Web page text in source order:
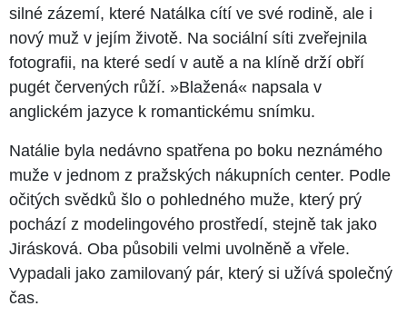
silné zázemí, které Natálka cítí ve své rodině, ale i
nový muž v jejím životě. Na sociální síti zveřejnila
fotografii, na které sedí v autě a na klíně drží obří
pugét červených růží. »Blažená« napsala v
anglickém jazyce k romantickému snímku.
Natálie byla nedávno spatřena po boku neznámého
muže v jednom z pražských nákupních center. Podle
očitých svědků šlo o pohledného muže, který prý
pochází z modelingového prostředí, stejně tak jako
Jirásková. Oba působili velmi uvolněně a vřele.
Vypadali jako zamilovaný pár, který si užívá společný
čas.